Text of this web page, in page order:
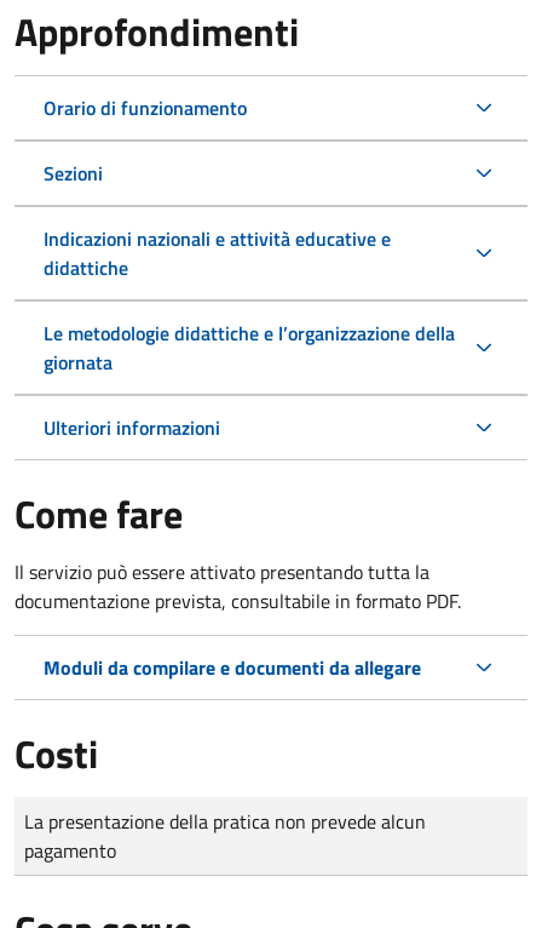
Approfondimenti
Orario di funzionamento
Sezioni
Indicazioni nazionali e attività educative e
didattiche
Le metodologie didattiche e l’organizzazione della
giornata
Ulteriori informazioni
Come fare
Il servizio può essere attivato presentando tutta la
documentazione prevista, consultabile in formato PDF.
Moduli da compilare e documenti da allegare
Costi
Tipo di pagamento
Importo
La presentazione della pratica non prevede alcun
pagamento